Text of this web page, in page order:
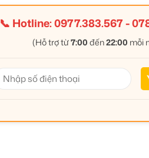
📞 Hotline:0977.383.567-
(Hỗ trợ từ7:00 đến22:00 mỗi